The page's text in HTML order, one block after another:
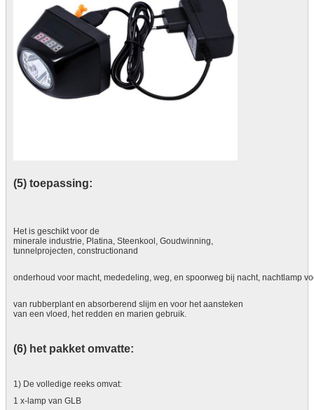
(5) toepassing:
Het is geschikt voor de
minerale industrie, Platina, Steenkool, Goudwinning,
tunnelprojecten, constructionand
onderhoud voor macht, mededeling, weg, en spoorweg bij nacht, nachtlamp
van rubberplant en absorberend slijm en voor het aansteken
van een vloed, het redden en marien gebruik.
(6) het pakket omvatte:
1) De volledige reeks omvat:
1 x-lamp van GLB